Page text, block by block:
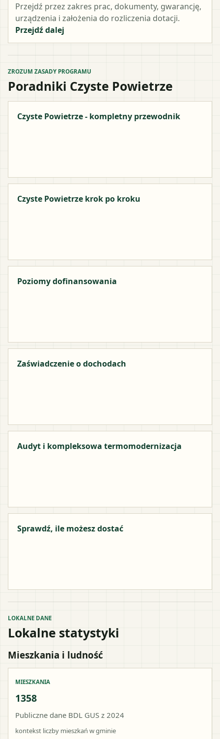
Przejdź przez zakres prac, dokumenty, gwarancję,
urządzenia i założenia do rozliczenia dotacji.
Przejdź dalej
ZROZUM ZASADY PROGRAMU
Poradniki Czyste Powietrze
Czyste Powietrze - kompletny przewodnik
Czyste Powietrze krok po kroku
Poziomy dofinansowania
Zaświadczenie o dochodach
Audyt i kompleksowa termomodernizacja
Sprawdź, ile możesz dostać
LOKALNE DANE
Lokalne statystyki
Mieszkania i ludność
MIESZKANIA
1358
Publiczne dane BDL GUS z 2024
kontekst liczby mieszkań w gminie